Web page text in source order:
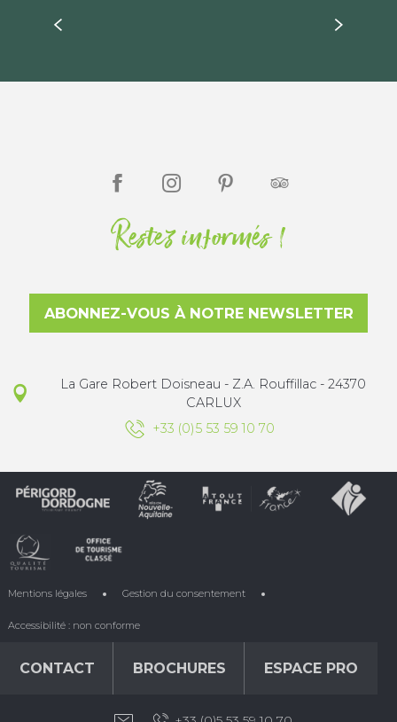
Le Pôle international de la préhistoire
Restez informés !
ABONNEZ-VOUS À NOTRE NEWSLETTER
La Gare Robert Doisneau - Z.A. Rouffillac - 24370
CARLUX
+33 (0)5 53 59 10 70
Mentions légales Gestion du consentement
Accessibilité : non conforme
CONTACT BROCHURES ESPACE PRO